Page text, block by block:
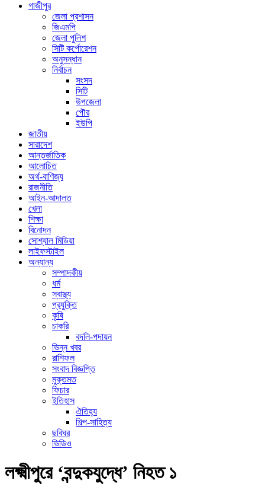
গাজীপুর
জেলা প্রশাসন
জিএমপি
জেলা পুলিশ
সিটি কর্পোরেশন
অনুসন্ধান
নির্বাচন
সংসদ
সিটি
উপজেলা
পৌর
ইউপি
জাতীয়
সারাদেশ
আন্তর্জাতিক
আলোচিত
অর্থ-বাণিজ্য
রাজনীতি
আইন-আদালত
খেলা
শিক্ষা
বিনোদন
সোশ্যাল মিডিয়া
লাইফস্টাইল
অন্যান্য
সম্পাদকীয়
ধর্ম
স্বাস্থ্য
প্রযুক্তি
কৃষি
চাকরি
বদলি-পদায়ন
ভিন্ন খবর
রাশিফল
সংবাদ বিজ্ঞপ্তি
মুক্তমত
ফিচার
ইতিহাস
ঐতিহ্য
শিল্প-সাহিত্য
ছবিঘর
ভিডিও
লক্ষ্মীপুরে ‘বন্দুকযুদ্ধে’ নিহত ১